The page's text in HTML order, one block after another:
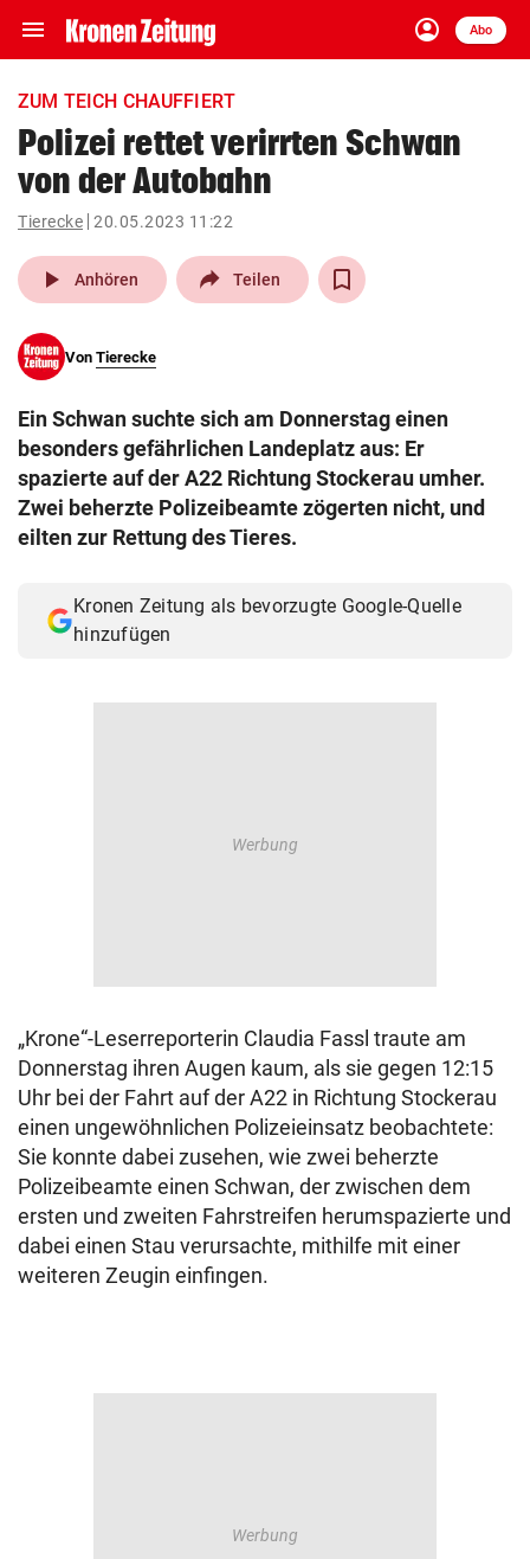
menu Navigation
ein-/ausklappen
account_circle
Anmelden
Abo
close Schließen
account_circle Anmelden
pin_drop
Wien arrow_right
search
eingeben
© Krone Multimedia GmbH & Co KG 2026
ZUM TEICH CHAUFFIERT
Polizei rettet verirrten Schwan
von der Autobahn
Tierecke 20.05.2023 11:22
play_arrow Anhören Teilen
Von Tierecke
Ein Schwan suchte sich am Donnerstag einen
besonders gefährlichen Landeplatz aus: Er
spazierte auf der A22 Richtung Stockerau umher.
Zwei beherzte Polizeibeamte zögerten nicht, und
eilten zur Rettung des Tieres.
Kronen Zeitung als bevorzugte Google-Quelle
hinzufügen
„Krone“-Leserreporterin Claudia Fassl traute am
Donnerstag ihren Augen kaum, als sie gegen 12:15
Uhr bei der Fahrt auf der A22 in Richtung Stockerau
einen ungewöhnlichen Polizeieinsatz beobachtete:
Sie konnte dabei zusehen, wie zwei beherzte
Polizeibeamte einen Schwan, der zwischen dem
ersten und zweiten Fahrstreifen herumspazierte und
dabei einen Stau verursachte, mithilfe mit einer
weiteren Zeugin einfingen.